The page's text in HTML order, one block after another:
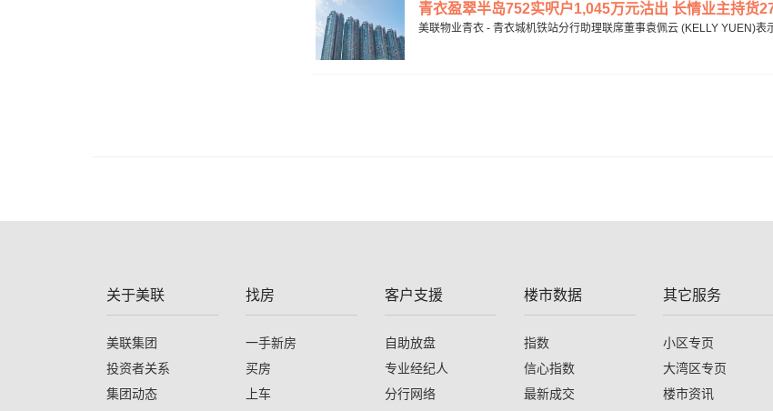
青衣盈翠半岛752实呎户1,045万元沽出 长情业主持货
美联物业青衣 - 青衣城机铁站分行助理联席董事袁佩云 (KELLY YUEN)
关于美联
美联集团
投资者关系
集团动态
找房
一手新房
买房
上车
客户支援
自助放盘
专业经纪人
分行网络
楼市数据
指数
信心指数
最新成交
其它服务
小区专页
大湾区专页
楼市资讯